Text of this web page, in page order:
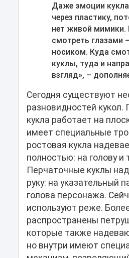
Даже эмоции
через пластику,
нет живой мимики.
смотреть глазами
носиком. Куда
куклы, туда и
взгляд», –
Сегодня существуют
разновидностей
кукла работает на
имеет специальные
ростовая кукла
полностью: на голову и
Перчаточные куклы
руку: на указательный
голова персонажа.
используют реже.
распространены
которые также
но внутри имеют